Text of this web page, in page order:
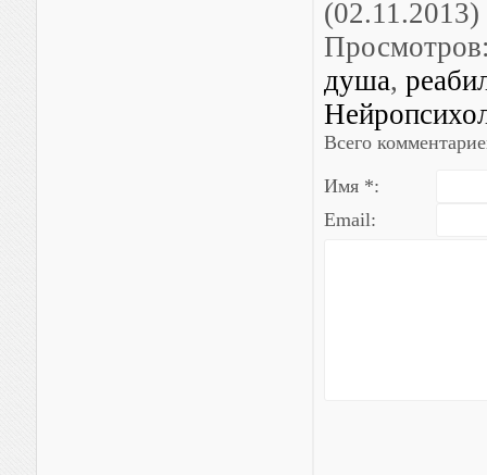
(02.11.2013)
Просмотров
душа,
Всего
Имя *:
Email: